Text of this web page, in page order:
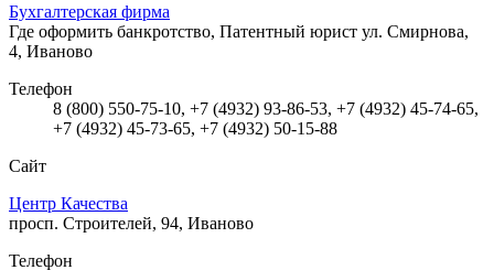
Бухгалтерская фирма
Где оформить банкротство, Патентный юрист ул. Смирнова,
4, Иваново
Телефон
8 (800) 550-75-10, +7 (4932) 93-86-53, +7 (4932) 45-74-65,
+7 (4932) 45-73-65, +7 (4932) 50-15-88
Сайт
Центр Качества
просп. Строителей, 94, Иваново
Телефон